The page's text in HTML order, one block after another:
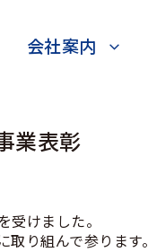
会社案内
業表彰
けました。
り組んで参ります。